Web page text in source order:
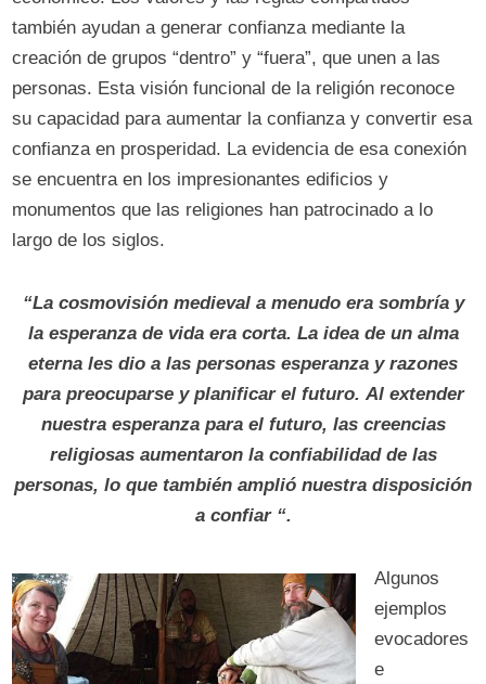
también ayudan a generar confianza mediante la
creación de grupos “dentro” y “fuera”, que unen a las
personas. Esta visión funcional de la religión reconoce
su capacidad para aumentar la confianza y convertir esa
confianza en prosperidad. La evidencia de esa conexión
se encuentra en los impresionantes edificios y
monumentos que las religiones han patrocinado a lo
largo de los siglos.
“La cosmovisión medieval a menudo era sombría y
la esperanza de vida era corta. La idea de un alma
eterna les dio a las personas esperanza y razones
para preocuparse y planificar el futuro. Al extender
nuestra esperanza para el futuro, las creencias
religiosas aumentaron la confiabilidad de las
personas, lo que también amplió nuestra disposición
a confiar “.
Algunos
ejemplos
evocadores
e